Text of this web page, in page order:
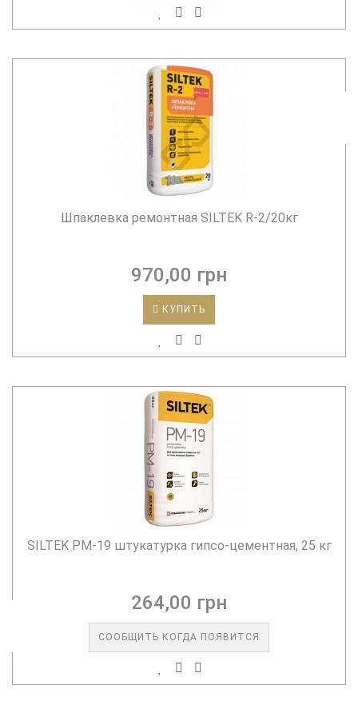
Шпаклевка ремонтная SILTEK R-2/20кг
970,00 грн
КУПИТЬ
SILTEK PM-19 штукатурка гипсо-цементная, 25 кг
264,00 грн
СООБЩИТЬ КОГДА ПОЯВИТСЯ